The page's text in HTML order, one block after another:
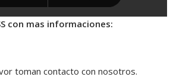
con mas informaciones:
toman contacto con nosotros.